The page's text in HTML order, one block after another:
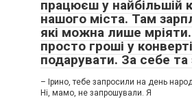
працюєш у найбільшій
нашого міста. Там
які можна лише
просто гроші у конверті
подарувати. За себе
– Ірино, тебе запросили на день
Ні, мамо, не запрошували. Я